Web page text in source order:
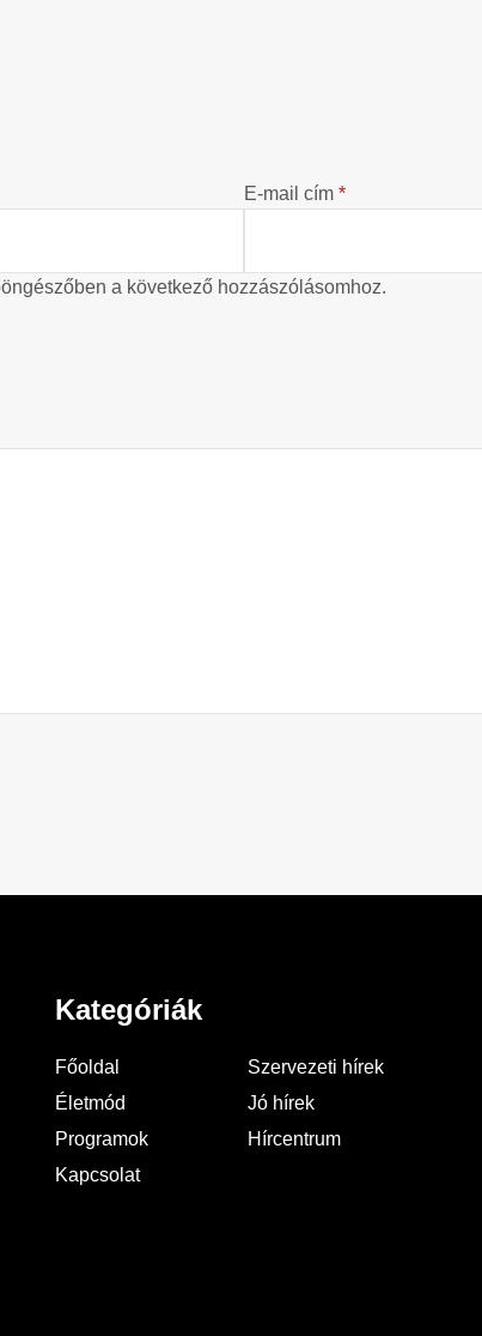
E-mail cím *
a következő hozzászólásomhoz.
Kategóriák
Főoldal
Szervezeti hírek
Életmód
Jó hírek
Programok
Hírcentrum
Kapcsolat